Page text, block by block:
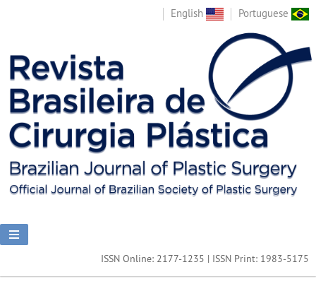
English Portuguese
ISSN Online: 2177-1235 | ISSN Print: 1983-5175